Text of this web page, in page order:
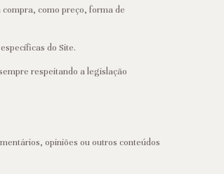
como preço, forma de
do Site.
respeitando a legislação
opiniões ou outros conteúdos